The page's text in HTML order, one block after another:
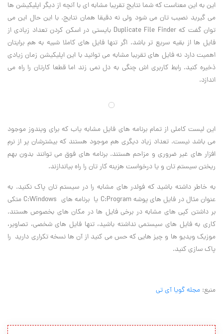
این به این معناست که شما نتایج تقریبا مشابه ای با آنچه از دیگر اپلیکیشن ها
می گیرید نصیب تان می شود ولی نه دقیقا همان نتایج. با این حال این می
توان گفت کهDuplicate File Finderبایستی در اسکن کردن تعداد زیادی از
فایل ها از بقیه سریع تر باشد. اگر تنها فایل های کاملا شبیه به هم برایتان
اهمیت دارد نه فایل های تقریبا مشابه می توانید با این اپلیکیشن زمان زیادی
ذخیره کنید. رابط کاربری اش چنگی به دل نمی زند اما قطعا کارتان را راه می
اندازد.
این لیست کاملی از تمام برنامه های فایل مشابه یاب که برای ویندوز موجود
می باشد نیست. تعداد زیاد دیگری هم موجود هستند که بیشترشان پر از نرم
افزار های غیر ضروری و مزاحم هستند. برنامه های فوق می توانند بدون بهم
ریختن سیستم تان و یا درخواست هزینه کار تان را راه بیاندازند.
به خاطر داشته باشید که فولدر های مشابه را در سیستم تان پاک نکنید. به
عنوان مثال در فایل های پوشه C:Program یا برنامه های C:Windows متکی
بر داشتن کپی های مشابه در برخی فایل ها در مکان های بخصوص هستند.
کاری به فایل های سیستمی نداشته باشید، تنها فایل های شخصی، تصاویر،
موزیک ویدیو ها و چیز هایی که حس می کنید از آن ها نسخه تکراری دارید را
پاک سازی کنید.
منبع: مجله گویا آی تی